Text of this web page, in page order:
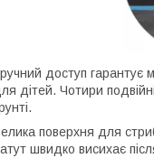
доступ гарантує
дітей. Чотири
поверхня для
швидко висихає